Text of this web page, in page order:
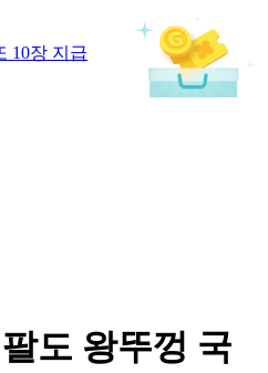
10장 지급
도 왕뚜껑 국